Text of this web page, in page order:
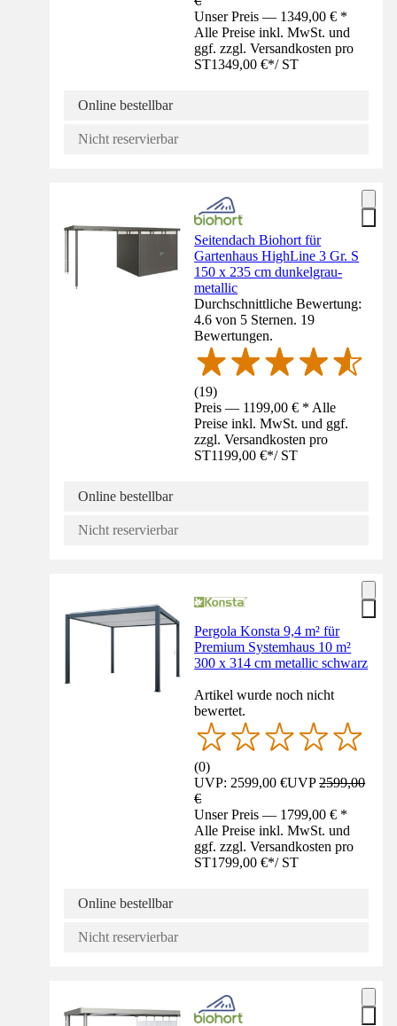
Unser Preis — 1349,00 € *
Alle Preise inkl. MwSt. und
ggf. zzgl. Versandkosten pro
ST1349,00 €*/ ST
Online bestellbar
Nicht reservierbar
Seitendach Biohort für
Gartenhaus HighLine 3 Gr. S
150 x 235 cm dunkelgrau-
metallic
Durchschnittliche Bewertung:
4.6 von 5 Sternen. 19
Bewertungen.
(19)
Preis — 1199,00 € * Alle
Preise inkl. MwSt. und ggf.
zzgl. Versandkosten pro
ST1199,00 €*/ ST
Online bestellbar
Nicht reservierbar
Pergola Konsta 9,4 m² für
Premium Systemhaus 10 m²
300 x 314 cm metallic schwarz
Artikel wurde noch nicht
bewertet.
(0)
UVP: 2599,00 €UVP2599,00
€
Unser Preis — 1799,00 € *
Alle Preise inkl. MwSt. und
ggf. zzgl. Versandkosten pro
ST1799,00 €*/ ST
Online bestellbar
Nicht reservierbar